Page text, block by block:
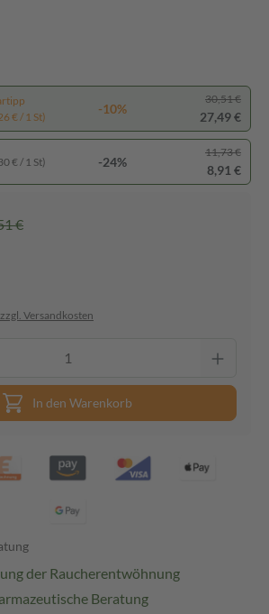
€ / 1 St)
-10%
30,51 €
27,49 €
€ / 1 St) -24%
11,73 €
8,91 €
€
Versandkosten
In den Warenkorb
der Raucherentwöhnung
Beratung